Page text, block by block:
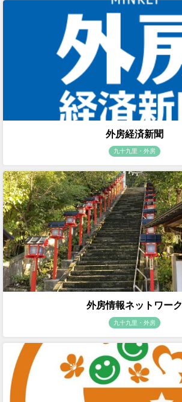
外房経済新聞
九十九里・外房
外房情報ネットワーク
九十九里・外房